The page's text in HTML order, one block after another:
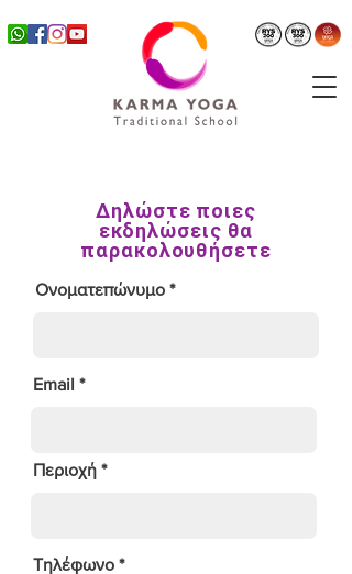
Δηλώστε ποιες
εκδηλώσεις θα
παρακολουθήσετε
Ονοματεπώνυμο
Email
Περιοχή
Τηλέφωνο